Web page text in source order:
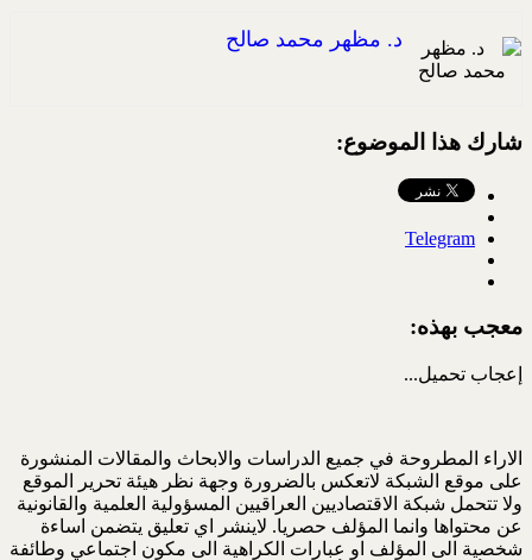
د. مظهر محمد صالح
شارك هذا الموضوع:
Telegram
معجب بهذه:
إعجاب تحميل...
الاراء المطروحة في جميع الدراسات والابحاث والمقالات المنشورة
على موقع الشبكة لاتعكس بالضرورة وجهة نظر هيئة تحرير الموقع
ولا تتحمل شبكة الاقتصاديين العراقيين المسؤولية العلمية والقانونية
عن محتواها وانما المؤلف حصريا. لاينشر اي تعليق يتضمن اساءة
شخصية الى المؤلف او عبارات الكراهية الى مكون اجتماعي وطائفة